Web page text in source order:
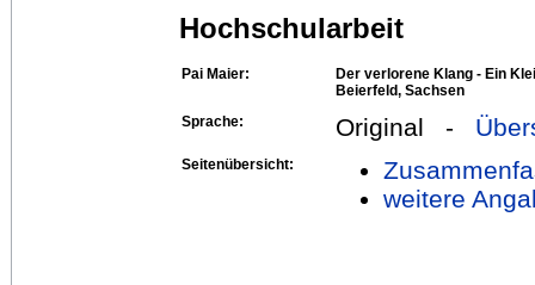
Hochschularbeit
Pai Maier:
Der verlorene Klang - Ein
Beierfeld, Sachsen
Sprache:
Original -
Seitenübersicht:
weitere